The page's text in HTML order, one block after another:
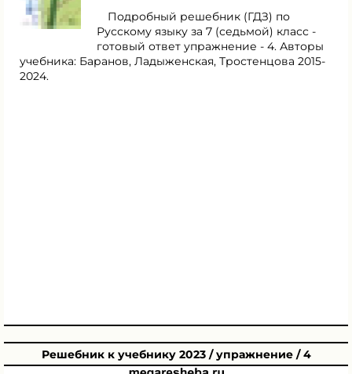
Подробный решебник (ГДЗ) по
Русскому языку за 7 (седьмой) класс -
готовый ответ упражнение - 4. Авторы
учебника: Баранов, Ладыженская, Тростенцова 2015-
2024.
Решебник к учебнику 2023 / упражнение / 4